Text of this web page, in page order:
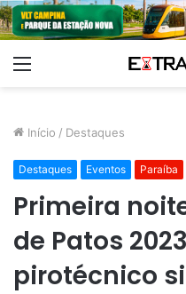
Início / Destaques
Destaques Eventos Paraíba
Primeira
de Patos
pirotécnico